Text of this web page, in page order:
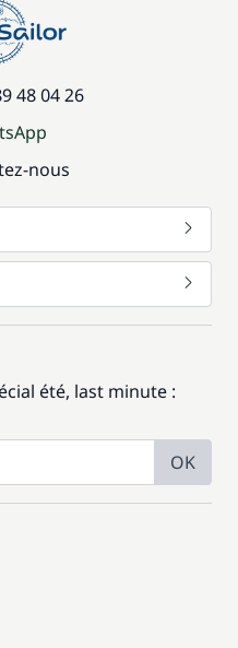
48 04 26
nous
été, last minute :
OK